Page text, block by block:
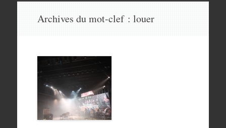
Archives du mot-clef : louer